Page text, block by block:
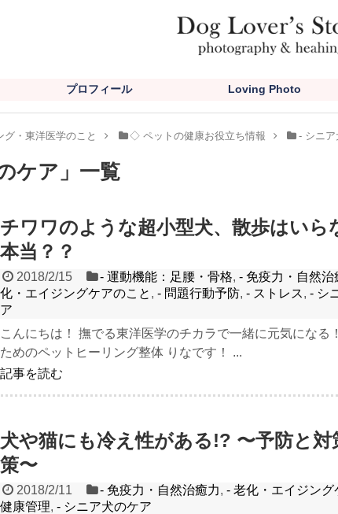
プロフィール Loving Photo
・東洋医学のこと ◇ ペットの健康お役立ち情報 - シニア
ケア 」 一覧
チワワのような超小型犬、散歩はいら
本当？？
2018/2/15 - 運動機能：足腰・骨格,- 免疫力・自然治
化・エイジングケアのこと , - 問題行動予防, - ストレス, - シ
ア
こんにちは！ 撫でる東洋医学のチカラで一緒に元気になる
ためのペットヒーリング整体 りなです！ ...
記事を読む
犬や猫にも冷え性がある!? 〜予防と対
策〜
2018/2/11 - 免疫力・自然治癒力,- 老化・エイジング
健康管理, - シニア犬のケア